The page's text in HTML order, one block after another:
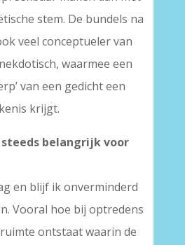
stem. De bundels na
veel conceptueler van
waarmee een
van een gedicht een
krijgt.
belangrijk voor
en blijf ik onverminderd
Vooral hoe bij optredens
ontstaat waarin de